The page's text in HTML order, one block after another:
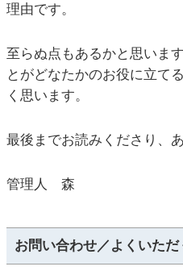
理由です。
至らぬ点もあるかと思いま
とがどなたかのお役に立て
く思います。
最後までお読みくださり、
管理人 森
お問い合わせ／よくいただ